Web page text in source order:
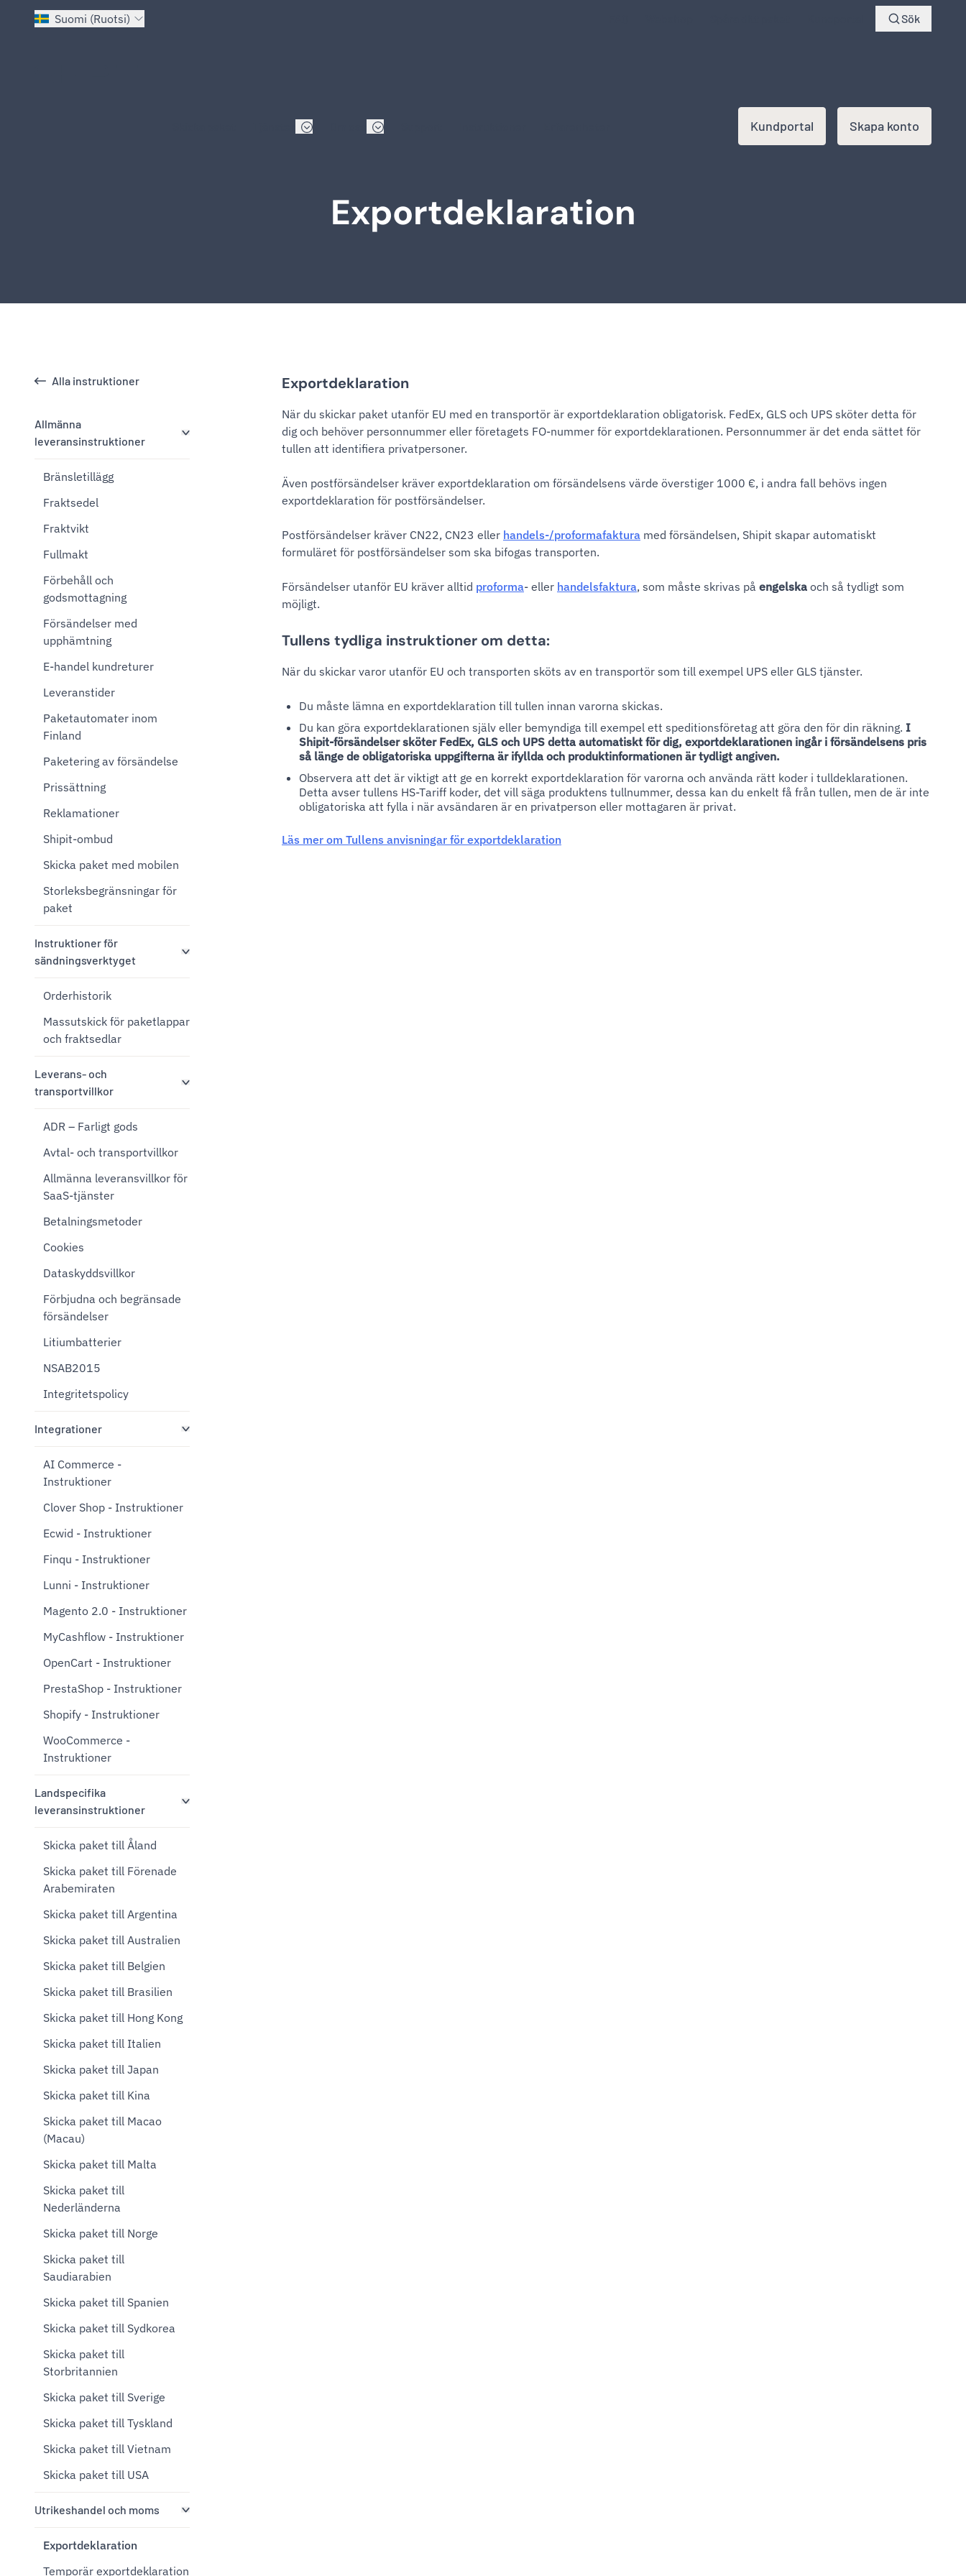
Suomi (Ruotsi) Sök
Kundportal Skapa konto
Exportdeklaration
Alla instruktioner
Allmänna
leveransinstruktioner
Bränsletillägg
Fraktsedel
Fraktvikt
Fullmakt
Förbehåll och
godsmottagning
Försändelser med
upphämtning
E-handel kundreturer
Leveranstider
Paketautomater inom
Finland
Paketering av försändelse
Prissättning
Reklamationer
Shipit-ombud
Skicka paket med mobilen
Storleksbegränsningar för
paket
Instruktioner för
sändningsverktyget
Orderhistorik
Massutskick för paketlappar
och fraktsedlar
Leverans- och
transportvillkor
ADR – Farligt gods
Avtal- och transportvillkor
Allmänna leveransvillkor för
SaaS-tjänster
Betalningsmetoder
Cookies
Dataskyddsvillkor
Förbjudna och begränsade
försändelser
Litiumbatterier
NSAB2015
Integritetspolicy
Integrationer
AI Commerce -
Instruktioner
Clover Shop - Instruktioner
Ecwid - Instruktioner
Finqu - Instruktioner
Lunni - Instruktioner
Magento 2.0 - Instruktioner
MyCashflow - Instruktioner
OpenCart - Instruktioner
PrestaShop - Instruktioner
Shopify - Instruktioner
WooCommerce -
Instruktioner
Landspecifika
leveransinstruktioner
Skicka paket till Åland
Skicka paket till Förenade
Arabemiraten
Skicka paket till Argentina
Skicka paket till Australien
Skicka paket till Belgien
Skicka paket till Brasilien
Skicka paket till Hong Kong
Skicka paket till Italien
Skicka paket till Japan
Skicka paket till Kina
Skicka paket till Macao
(Macau)
Skicka paket till Malta
Skicka paket till
Nederländerna
Skicka paket till Norge
Skicka paket till
Saudiarabien
Skicka paket till Spanien
Skicka paket till Sydkorea
Skicka paket till
Storbritannien
Skicka paket till Sverige
Skicka paket till Tyskland
Skicka paket till Vietnam
Skicka paket till USA
Utrikeshandel och moms
Exportdeklaration
Temporär exportdeklaration
Exportdeklaration
När du skickar paket utanför EU med en transportör är exportdeklaration obligatorisk. FedEx, GLS och UPS sköter detta för
dig och behöver personnummer eller företagets FO-nummer för exportdeklarationen. Personnummer är det enda sättet för
tullen att identifiera privatpersoner.
Även postförsändelser kräver exportdeklaration om försändelsens värde överstiger 1000 €, i andra fall behövs ingen
exportdeklaration för postförsändelser.
Postförsändelser kräver CN22, CN23 eller handels-/proformafaktura med försändelsen, Shipit skapar automatiskt
formuläret för postförsändelser som ska bifogas transporten.
Försändelser utanför EU kräver alltid proforma- eller handelsfaktura, som måste skrivas på engelska och så tydligt som
möjligt.
Tullens tydliga instruktioner om detta:
När du skickar varor utanför EU och transporten sköts av en transportör som till exempel UPS eller GLS tjänster.
Du måste lämna en exportdeklaration till tullen innan varorna skickas.
Du kan göra exportdeklarationen själv eller bemyndiga till exempel ett speditionsföretag att göra den för din räkning. I
Shipit-försändelser sköter FedEx, GLS och UPS detta automatiskt för dig, exportdeklarationen ingår i försändelsens pris
så länge de obligatoriska uppgifterna är ifyllda och produktinformationen är tydligt angiven.
Observera att det är viktigt att ge en korrekt exportdeklaration för varorna och använda rätt koder i tulldeklarationen.
Detta avser tullens HS-Tariff koder, det vill säga produktens tullnummer, dessa kan du enkelt få från tullen, men de är inte
obligatoriska att fylla i när avsändaren är en privatperson eller mottagaren är privat.
Läs mer om Tullens anvisningar för exportdeklaration